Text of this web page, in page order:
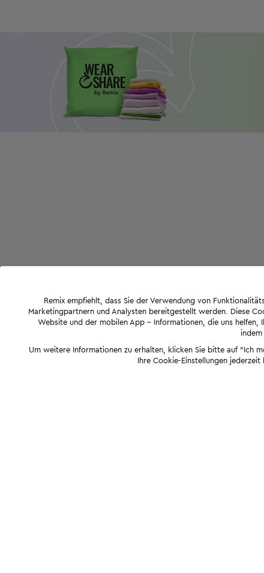
Remix empfiehlt, dass Sie der Verwendung von
Marketingpartnern und Analysten bereitgestellt werden. Diese
Website und der mobilen App - Informationen, die uns helfen,
indem
Um weitere Informationen zu erhalten, klicken Sie bitte auf "Ich
Ihre Cookie-Einstellungen